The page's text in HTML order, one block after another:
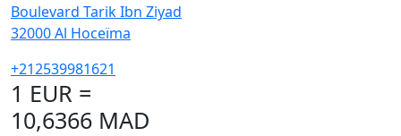
Boulevard Tarik Ibn Ziyad
32000Al Hoceïma
+212539981621
1 EUR =
10,6366 MAD